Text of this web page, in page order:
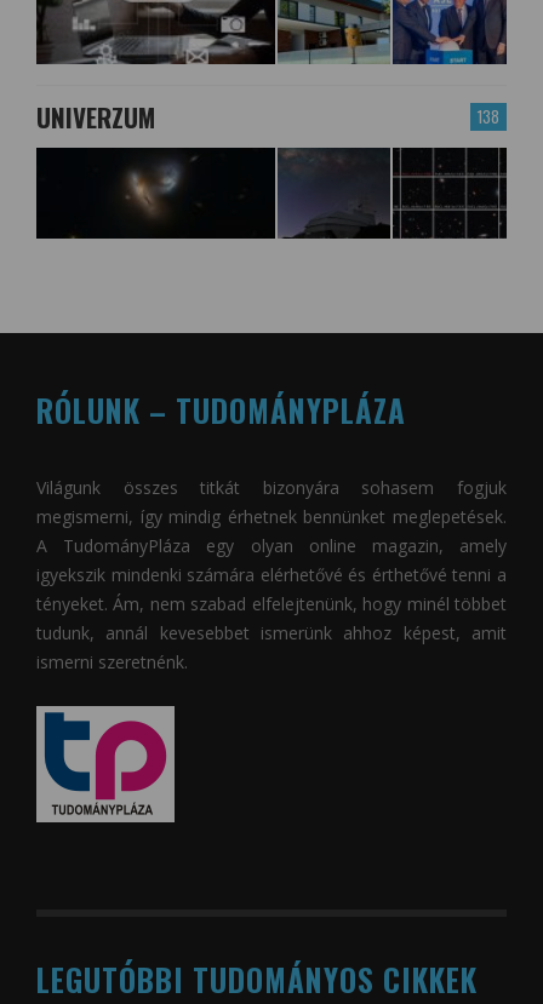
138
UNIVERZUM
RÓLUNK – TUDOMÁNYPLÁZA
Világunk összes titkát bizonyára sohasem fogjuk
megismerni, így mindig érhetnek bennünket meglepetések.
A TudományPláza egy olyan online magazin, amely
igyekszik mindenki számára elérhetővé és érthetővé tenni a
tényeket. Ám, nem szabad elfelejtenünk, hogy minél többet
tudunk, annál kevesebbet ismerünk ahhoz képest, amit
ismerni szeretnénk.
LEGUTÓBBI TUDOMÁNYOS CIKKEK